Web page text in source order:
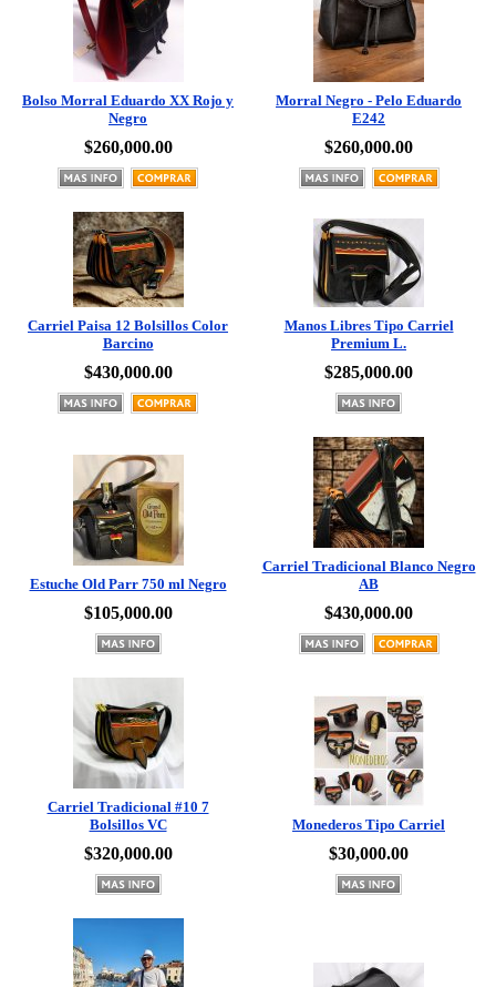
Bolso Morral Eduardo XX Rojo y
Negro
$260,000.00
Morral Negro - Pelo Eduardo
E242
$260,000.00
Carriel Paisa 12 Bolsillos Color
Barcino
$430,000.00
Manos Libres Tipo Carriel
Premium L.
$285,000.00
Estuche Old Parr 750 ml Negro
$105,000.00
Carriel Tradicional Blanco Negro
AB
$430,000.00
Carriel Tradicional #10 7
Bolsillos VC
$320,000.00
Monederos Tipo Carriel
$30,000.00